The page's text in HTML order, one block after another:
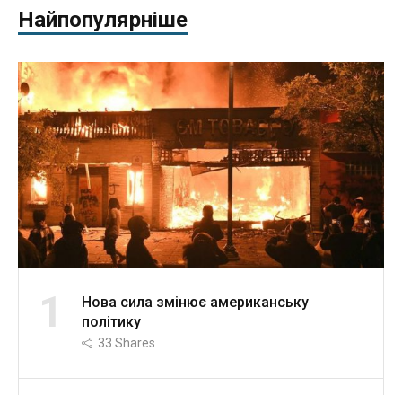
Найпопулярніше
1
Нова сила змінює американську
політику
33 Shares